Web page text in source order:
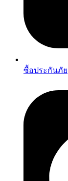
ซื้อประกันภัย